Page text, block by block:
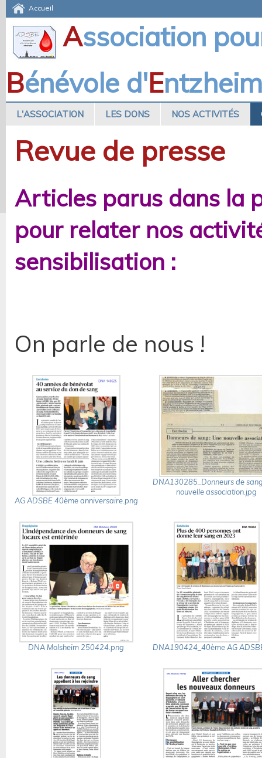
Accueil
Association
Bénévole d'Entzheim
L'ASSOCIATION LES DONS NOS ACTIVITÉS
Revue de presse
Articles parus dans la
pour relater nos
sensibilisation :
On parle de nous !
AG ADSBE 40ème anniversaire.png
DNA130285_Donneurs de
nouvelle association.jpg
DNA Molsheim 250424.png DNA190424_40ème AG